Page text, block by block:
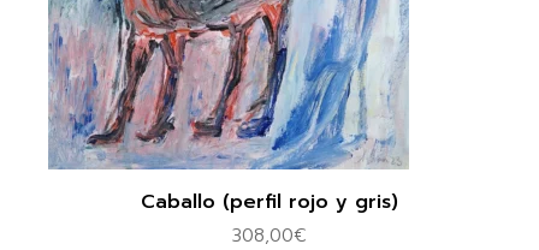
Caballo (perfil rojo y gris)
308,00€